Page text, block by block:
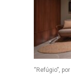
“Refúgio”,